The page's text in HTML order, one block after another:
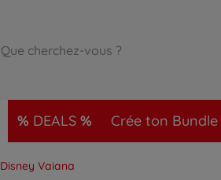
DEALS Crée ton Bundle
Disney Vaiana